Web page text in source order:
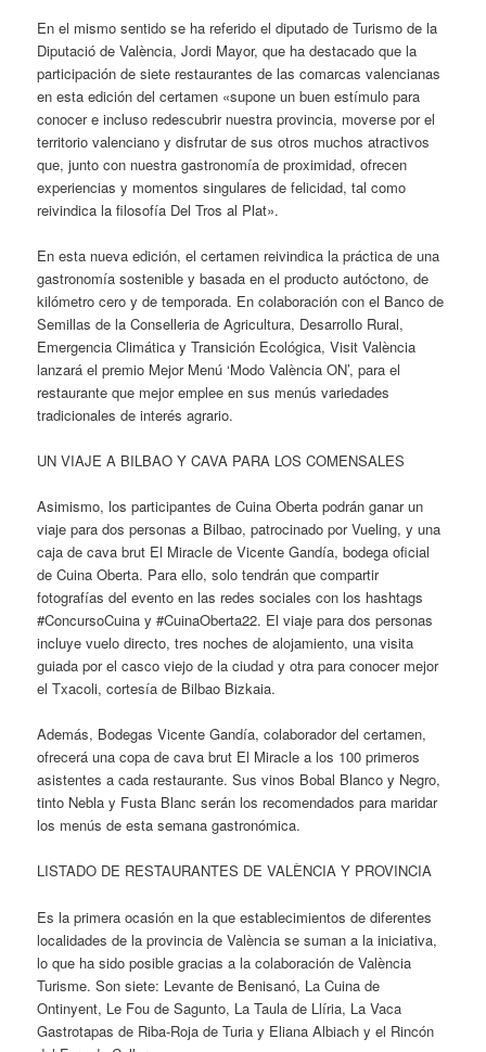
En el mismo sentido se ha referido el diputado de Turismo de la
Diputació de València, Jordi Mayor, que ha destacado que la
participación de siete restaurantes de las comarcas valencianas
en esta edición del certamen «supone un buen estímulo para
conocer e incluso redescubrir nuestra provincia, moverse por el
territorio valenciano y disfrutar de sus otros muchos atractivos
que, junto con nuestra gastronomía de proximidad, ofrecen
experiencias y momentos singulares de felicidad, tal como
reivindica la filosofía Del Tros al Plat».
En esta nueva edición, el certamen reivindica la práctica de una
gastronomía sostenible y basada en el producto autóctono, de
kilómetro cero y de temporada. En colaboración con el Banco de
Semillas de la Conselleria de Agricultura, Desarrollo Rural,
Emergencia Climática y Transición Ecológica, Visit València
lanzará el premio Mejor Menú ‘Modo València ON’, para el
restaurante que mejor emplee en sus menús variedades
tradicionales de interés agrario.
UN VIAJE A BILBAO Y CAVA PARA LOS COMENSALES
Asimismo, los participantes de Cuina Oberta podrán ganar un
viaje para dos personas a Bilbao, patrocinado por Vueling, y una
caja de cava brut El Miracle de Vicente Gandía, bodega oficial
de Cuina Oberta. Para ello, solo tendrán que compartir
fotografías del evento en las redes sociales con los hashtags
#ConcursoCuina y #CuinaOberta22. El viaje para dos personas
incluye vuelo directo, tres noches de alojamiento, una visita
guiada por el casco viejo de la ciudad y otra para conocer mejor
el Txacoli, cortesía de Bilbao Bizkaia.
Además, Bodegas Vicente Gandía, colaborador del certamen,
ofrecerá una copa de cava brut El Miracle a los 100 primeros
asistentes a cada restaurante. Sus vinos Bobal Blanco y Negro,
tinto Nebla y Fusta Blanc serán los recomendados para maridar
los menús de esta semana gastronómica.
LISTADO DE RESTAURANTES DE VALÈNCIA Y PROVINCIA
Es la primera ocasión en la que establecimientos de diferentes
localidades de la provincia de València se suman a la iniciativa,
lo que ha sido posible gracias a la colaboración de València
Turisme. Son siete: Levante de Benisanó, La Cuina de
Ontinyent, Le Fou de Sagunto, La Taula de Llíria, La Vaca
Gastrotapas de Riba-Roja de Turia y Eliana Albiach y el Rincón